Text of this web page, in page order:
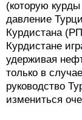
(которую
давление
Курдистана
Курдистане
удерживая
только в
руководство
измениться